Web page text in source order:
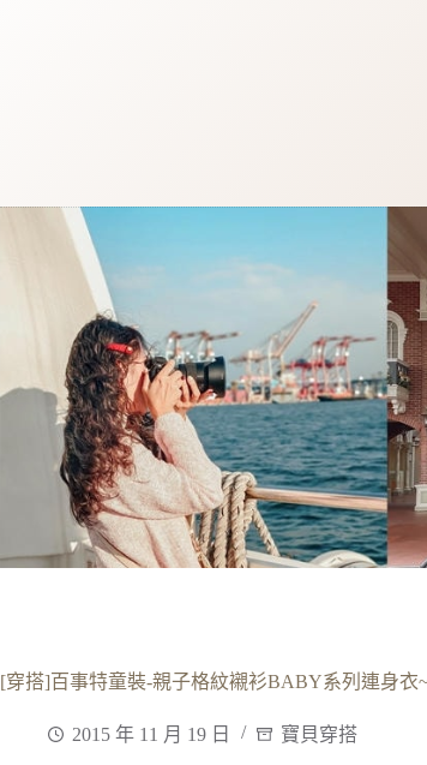
[穿搭]百事特童裝-親子格紋襯衫BABY系列連身衣
2015 年 11 月 19 日 寶貝穿搭